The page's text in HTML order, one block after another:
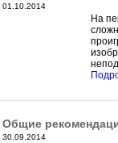
01.10.2014
На
Общие
30.09.2014